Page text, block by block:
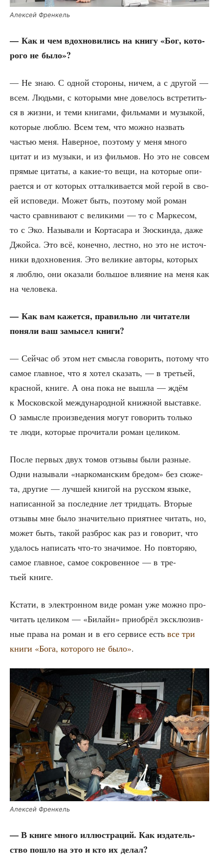
Алек­сей Френкель
— Как и чем вдох­но­ви­лись на кни­гу «Бог, кото­
ро­го не было»?
— Не знаю. С одной сто­ро­ны, ничем, а с дру­гой —
всем. Людь­ми, с кото­ры­ми мне дове­лось встре­тить­
ся в жиз­ни, и теми кни­га­ми, филь­ма­ми и музы­кой,
кото­рые люб­лю. Всем тем, что мож­но назвать
частью меня. Навер­ное, поэто­му у меня мно­го
цитат и из музы­ки, и из филь­мов. Но это не совсем
пря­мые цита­ты, а какие-то вещи, на кото­рые опи­
ра­ет­ся и от кото­рых оттал­ки­ва­ет­ся мой герой в сво­
ей испо­ве­ди. Может быть, поэто­му мой роман
часто срав­ни­ва­ют с вели­ки­ми — то с Мар­ке­сом,
то с Эко. Назы­ва­ли и Кор­та­са­ра и Зюс­кин­да, даже
Джой­са. Это всё, конеч­но, лест­но, но это не источ­
ни­ки вдох­но­ве­ния. Это вели­кие авто­ры, кото­рых
я люб­лю, они ока­за­ли боль­шое вли­я­ние на меня как
на человека.
— Как вам кажет­ся, пра­виль­но ли чита­те­ли
поня­ли ваш замы­сел книги?
— Сей­час об этом нет смыс­ла гово­рить, пото­му что
самое глав­ное, что я хотел ска­зать, — в тре­тьей,
крас­ной, кни­ге. А она пока не вышла — ждём
к Мос­ков­ской меж­ду­на­род­ной книж­ной выстав­ке.
О замыс­ле про­из­ве­де­ния могут гово­рить толь­ко
те люди, кото­рые про­чи­та­ли роман целиком.
После пер­вых двух томов отзы­вы были раз­ные.
Одни назы­ва­ли «нар­ко­ман­ским бре­дом» без сюже­
та, дру­гие — луч­шей кни­гой на рус­ском язы­ке,
напи­сан­ной за послед­ние лет трид­цать. Вто­рые
отзы­вы мне было зна­чи­тель­но при­ят­нее читать, но,
может быть, такой раз­брос как раз и гово­рит, что
уда­лось напи­сать что-то зна­чи­мое. Но повто­ряю,
самое глав­ное, самое сокро­вен­ное — в тре­
тьей книге.
Кста­ти, в элек­трон­ном виде роман уже мож­но про­
чи­тать цели­ком — «Билайн» при­об­рёл экс­клю­зив­
ные пра­ва на роман и в его сер­ви­се есть все три
кни­ги «Бога, кото­ро­го не было».
Алек­сей Френкель
— В кни­ге мно­го иллю­стра­ций. Как изда­тель­
ство пошло на это и кто их делал?